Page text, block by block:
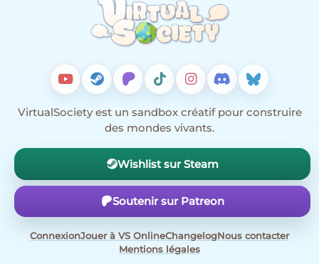
VirtualSociety est un sandbox créatif pour construire
des mondes vivants.
Wishlist sur Steam
Soutenir sur Patreon
ConnexionJouer à VS OnlineChangelogNous contacter
Mentions légales